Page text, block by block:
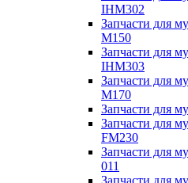
IHM302
Запчасти для
M150
Запчасти для
IHM303
Запчасти для
M170
Запчасти для
Запчасти для
FM230
Запчасти для
011
Запчасти для